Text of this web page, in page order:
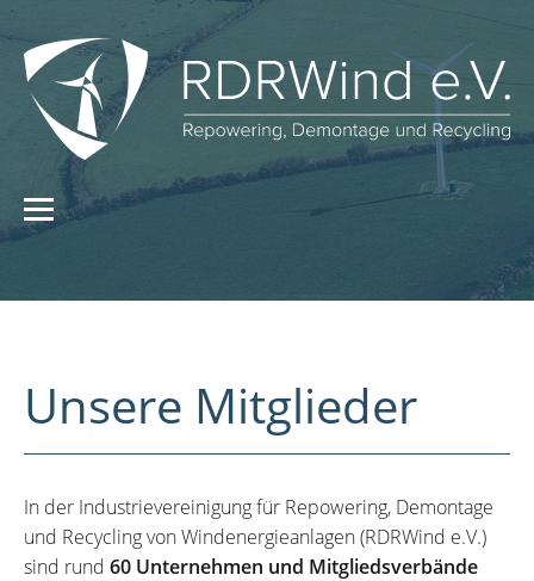
Unsere Mitglieder
In der Industrievereinigung für Repowering, Demontage
und Recycling von Windenergieanlagen (RDRWind e.V.)
sind rund 60 Unternehmen und Mitgliedsverbände